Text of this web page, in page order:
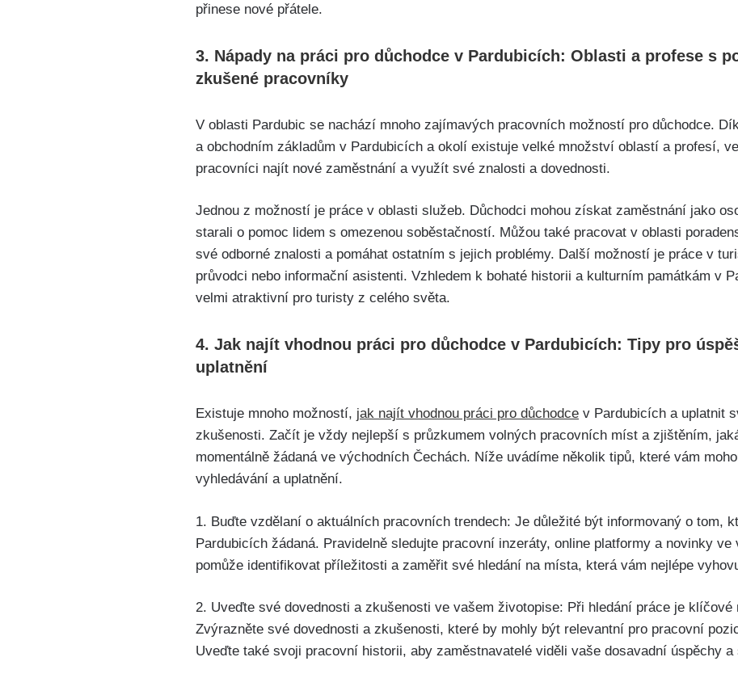
přinese nové přátele.
3. Nápady na práci pro důchodce v Pardubicích: Oblasti a profese s
zkušené pracovníky
V oblasti Pardubic se nachází mnoho zajímavých pracovních možností pro důchodce.
a obchodním základům v Pardubicích a okolí existuje velké množství oblastí a profesí,
pracovníci najít nové zaměstnání a využít své znalosti a dovednosti.
Jednou z možností je práce v oblasti služeb. Důchodci mohou získat zaměstnání jako
starali o pomoc lidem s omezenou soběstačností. Můžou také pracovat v oblasti
své odborné znalosti a pomáhat ostatním s jejich problémy. Další možností je práce v
průvodci nebo informační asistenti. Vzhledem k bohaté historii a kulturním památkám v
velmi atraktivní pro turisty z celého světa.
4. Jak najít vhodnou práci pro důchodce v Pardubicích: Tipy pro
uplatnění
Existuje mnoho možností, jak najít vhodnou práci pro důchodce v Pardubicích a uplatnit
zkušenosti. Začít je vždy nejlepší s průzkumem volných pracovních míst a zjištěním,
momentálně žádaná ve východních Čechách. Níže uvádíme několik tipů, které vám
vyhledávání a uplatnění.
1. Buďte vzdělaní o aktuálních pracovních trendech: Je důležité být informovaný o tom,
Pardubicích žádaná. Pravidelně sledujte pracovní inzeráty, online platformy a novinky ve
pomůže identifikovat příležitosti a zaměřit své hledání na místa, která vám nejlépe
2. Uveďte své dovednosti a zkušenosti ve vašem životopise: Při hledání práce je
Zvýrazněte své dovednosti a zkušenosti, které by mohly být relevantní pro pracovní
Uveďte také svoji pracovní historii, aby zaměstnavatelé viděli vaše dosavadní úspěchy a